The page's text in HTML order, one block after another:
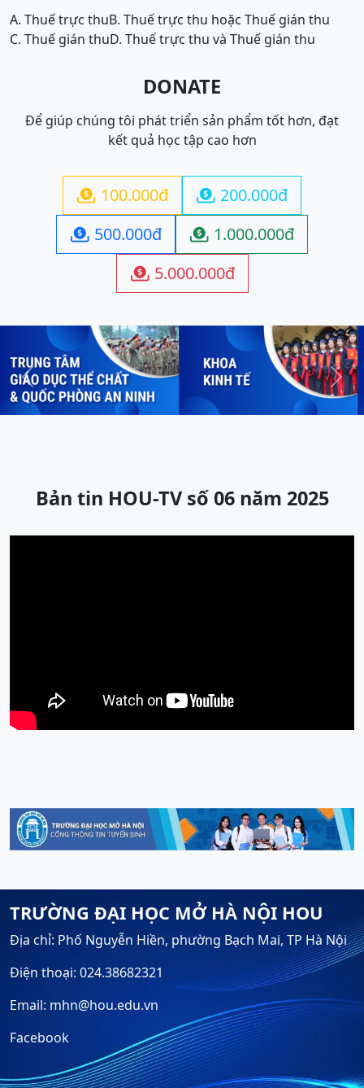
A. Thuế trực thuB. Thuế trực thu hoặc Thuế gián thu
C. Thuế gián thuD. Thuế trực thu và Thuế gián thu
DONATE
Để giúp chúng tôi phát triển sản phẩm tốt hơn, đạt
kết quả học tập cao hơn
 100.000đ  200.000đ
 500.000đ  1.000.000đ
 5.000.000đ
Previous Next
Bản tin HOU-TV số 06 năm 2025
TRƯỜNG ĐẠI HỌC MỞ HÀ NỘI HOU
Địa chỉ: Phố Nguyễn Hiền, phường Bạch Mai, TP Hà Nội
Điện thoại: 024.38682321
Email: mhn@hou.edu.vn
Facebook